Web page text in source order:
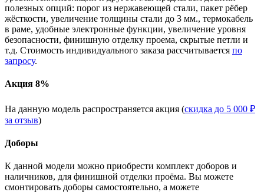
полезных опций: порог из нержавеющей стали, пакет рёбер
жёсткости, увеличение толщины стали до 3 мм., термокабель
в раме, удобные электронные функции, увеличение уровня
безопасности, финишную отделку проема, скрытые петли и
т.д. Стоимость индивидуального заказа рассчитывается по
запросу.
Акция 8%
На данную модель распространяется акция (скидка до 5 000 ₽
за отзыв)
Доборы
К данной модели можно приобрести комплект доборов и
наличников, для финишной отделки проёма. Вы можете
смонтировать доборы самостоятельно, а можете